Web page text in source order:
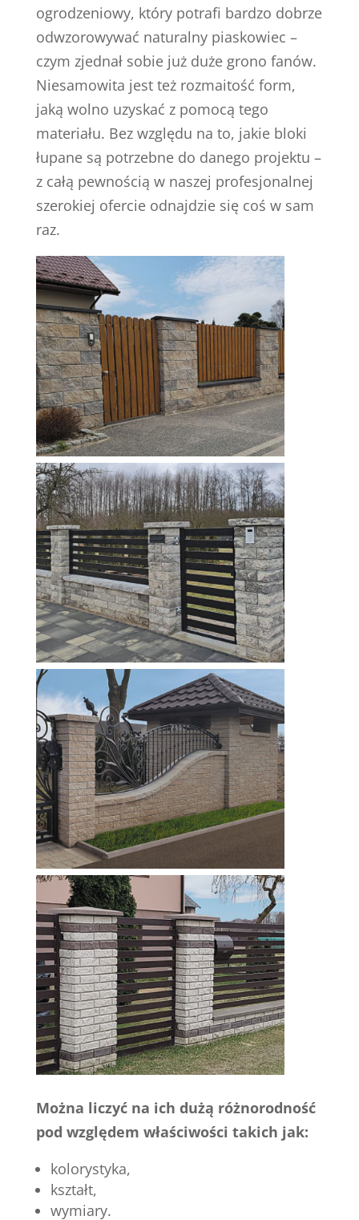
ogrodzeniowy, który potrafi bardzo dobrze
odwzorowywać naturalny piaskowiec –
czym zjednał sobie już duże grono fanów.
Niesamowita jest też rozmaitość form,
jaką wolno uzyskać z pomocą tego
materiału. Bez względu na to, jakie bloki
łupane są potrzebne do danego projektu –
z całą pewnością w naszej profesjonalnej
szerokiej ofercie odnajdzie się coś w sam
raz.
Można liczyć na ich dużą różnorodność
pod względem właściwości takich jak:
kolorystyka,
kształt,
wymiary.